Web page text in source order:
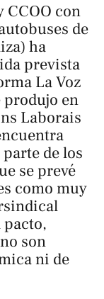
CCOO con
de
ha
prevista
La Voz
produjo en
Laborais
de los
se prevé
como muy
pacto,
son
ni de